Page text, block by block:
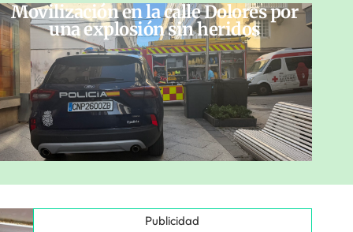
Movilización en la calle Dolores por
una explosión sin heridos
Publicidad